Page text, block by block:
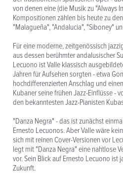
von denen eine (die Musik zu "Always
Kompositionen zählen bis heute zu
"Malagueña", "Andalucia", "Siboney"
Für eine moderne, zeitgenössisch
aus dessen berühmter andalusischer
Lecuono ist Valle klassisch
Jahren für Aufsehen sorgten - etwa
hochdifferenzierten Anschlag und
Kubaner seine frühen Jazz-Einflüsse -
den bekanntesten Jazz-Pianisten
"Danza Negra" - das ist zunächst
Ernesto Lecuonos. Aber Valle wäre
sich mit reinen Cover-Versionen vor
legt mit "Danza Negra" eine nahtlose
vor. Sein Blick auf Ernesto Lecuono
Zukunft.